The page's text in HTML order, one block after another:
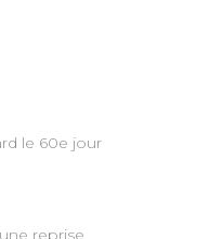
le 60e jour
reprise